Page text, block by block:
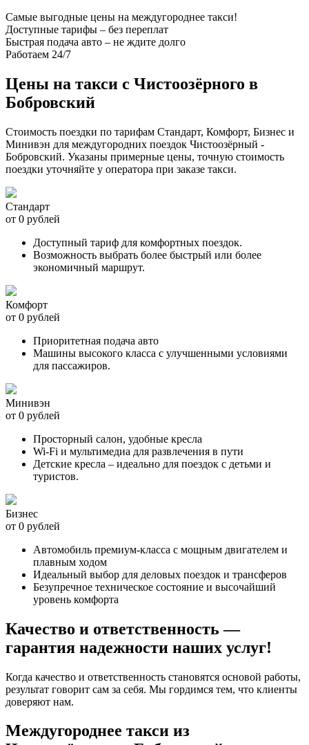
Самые выгодные цены на междугороднее такси!
Доступные тарифы – без переплат
Быстрая подача авто – не ждите долго
Работаем 24/7
Цены на такси с Чистоозёрного в
Бобровский
Стоимость поездки по тарифам Стандарт, Комфорт, Бизнес и
Минивэн для междугородних поездок Чистоозёрный -
Бобровский. Указаны примерные цены, точную стоимость
поездки уточняйте у оператора при заказе такси.
Стандарт
от 0 рублей
Доступный тариф для комфортных поездок.
Возможность выбрать более быстрый или более
экономичный маршрут.
Комфорт
от 0 рублей
Приоритетная подача авто
Машины высокого класса с улучшенными условиями
для пассажиров.
Минивэн
от 0 рублей
Просторный салон, удобные кресла
Wi-Fi и мультимедиа для развлечения в пути
Детские кресла – идеально для поездок с детьми и
туристов.
Бизнес
от 0 рублей
Автомобиль премиум-класса с мощным двигателем и
плавным ходом
Идеальный выбор для деловых поездок и трансферов
Безупречное техническое состояние и высочайший
уровень комфорта
Качество и ответственность —
гарантия надежности наших услуг!
Когда качество и ответственность становятся основой работы,
результат говорит сам за себя. Мы гордимся тем, что клиенты
доверяют нам.
Междугороднее такси из